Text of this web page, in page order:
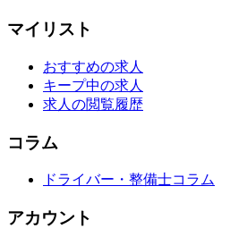
マイリスト
おすすめの求人
キープ中の求人
求人の閲覧履歴
コラム
ドライバー・整備士コラム
アカウント